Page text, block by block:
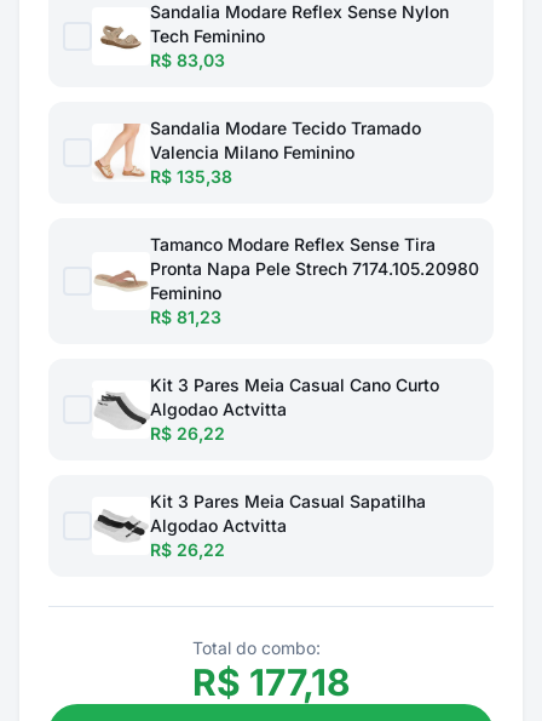
Sandalia Modare Reflex Sense Nylon
Tech Feminino
R$ 83,03
Sandalia Modare Tecido Tramado
Valencia Milano Feminino
R$ 135,38
Tamanco Modare Reflex Sense Tira
Pronta Napa Pele Strech 7174.105.20980
Feminino
R$ 81,23
Kit 3 Pares Meia Casual Cano Curto
Algodao Actvitta
R$ 26,22
Kit 3 Pares Meia Casual Sapatilha
Algodao Actvitta
R$ 26,22
Total do combo:
R$ 177,18